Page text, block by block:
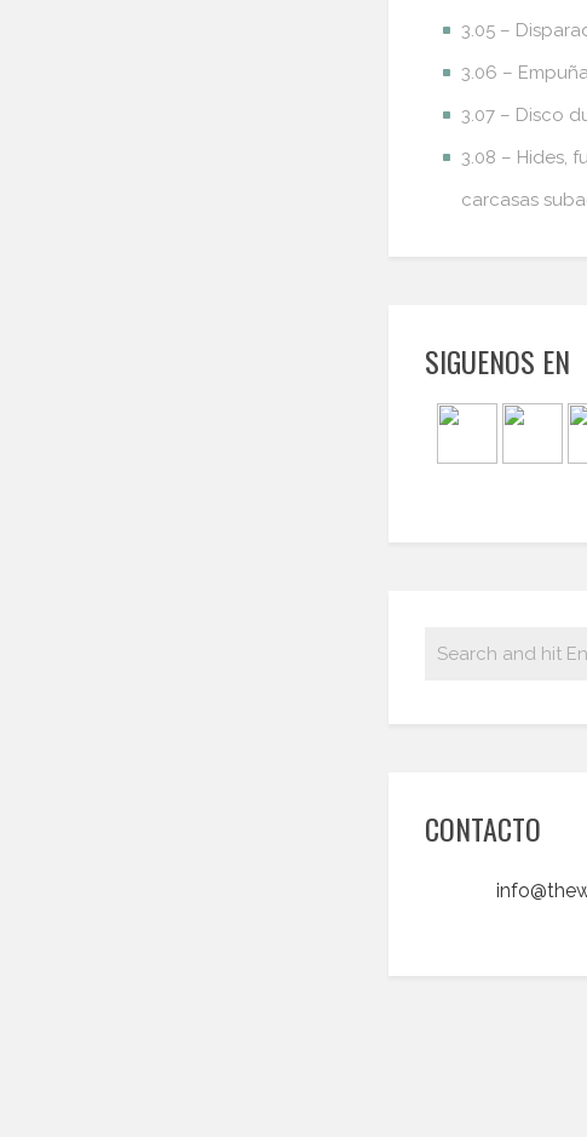
3.05 –
3.06 –
3.07 – Disco
3.08 – Hides,
carcasas
SIGUENOS EN
CONTACTO